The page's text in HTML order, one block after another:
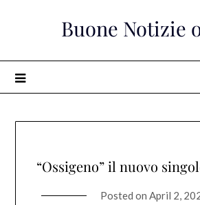
Buone Notizie
“Ossigeno” il nuovo
Posted on April 2,